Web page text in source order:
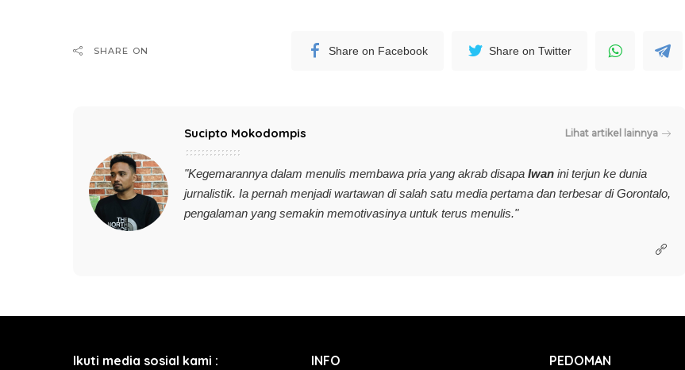
SHARE ON Share on Facebook Share on Twitter
Sucipto Mokodompis Lihat artikel lainnya
"Kegemarannya dalam menulis membawa pria yang akrab disapa Iwan ini terjun ke dunia
jurnalistik. Ia pernah menjadi wartawan di salah satu media pertama dan terbesar di Gorontalo,
pengalaman yang semakin memotivasinya untuk terus menulis."
Ikuti media sosial kami : INFO PEDOMAN